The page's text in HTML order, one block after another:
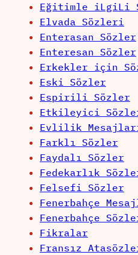
Eğitimle iLgiLi
Elvada Sözleri
Enterasan Sözler
Enteresan Sözler
Erkekler için
Eski Sözler
Espirili Sözler
Etkileyici
Evlilik
Farklı Sözler
Faydalı Sözler
Fedekarlık
Felsefi Sözler
Fenerbahçe
Fenerbahçe
Fikralar
Fransız